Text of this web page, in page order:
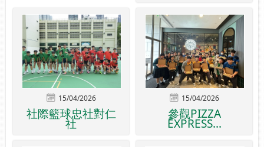
15/04/2026
社際籃球忠社對仁
社
15/04/2026
參觀PIZZA
EXPRESS...